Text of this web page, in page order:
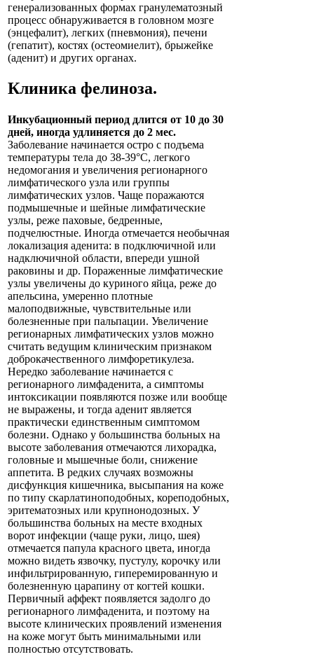
генерализованных формах гранулематозный
процесс обнаруживается в головном мозге
(энцефалит), легких (пневмония), печени
(гепатит), костях (остеомиелит), брыжейке
(аденит) и других органах.
Клиника фелиноза.
Инкубационный период длится от 10 до 30
дней, иногда удлиняется до 2 мес.
Заболевание начинается остро с подъема
температуры тела до 38-39°С, легкого
недомогания и увеличения регионарного
лимфатического узла или группы
лимфатических узлов. Чаще поражаются
подмышечные и шейные лимфатические
узлы, реже паховые, бедренные,
подчелюстные. Иногда отмечается необычная
локализация аденита: в подключичной или
надключичной области, впереди ушной
раковины и др. Пораженные лимфатические
узлы увеличены до куриного яйца, реже до
апельсина, умеренно плотные
малоподвижные, чувствительные или
болезненные при пальпации. Увеличение
регионарных лимфатических узлов можно
считать ведущим клиническим признаком
доброкачественного лимфоретикулеза.
Нередко заболевание начинается с
регионарного лимфаденита, а симптомы
интоксикации появляются позже или вообще
не выражены, и тогда аденит является
практически единственным симптомом
болезни. Однако у большинства больных на
высоте заболевания отмечаются лихорадка,
головные и мышечные боли, снижение
аппетита. В редких случаях возможны
дисфункция кишечника, высыпания на коже
по типу скарлатиноподобных, кореподобных,
эритематозных или крупнонодозных. У
большинства больных на месте входных
ворот инфекции (чаще руки, лицо, шея)
отмечается папула красного цвета, иногда
можно видеть язвочку, пустулу, корочку или
инфильтрированную, гиперемированную и
болезненную царапину от когтей кошки.
Первичный аффект появляется задолго до
регионарного лимфаденита, и поэтому на
высоте клинических проявлений изменения
на коже могут быть минимальными или
полностью отсутствовать.